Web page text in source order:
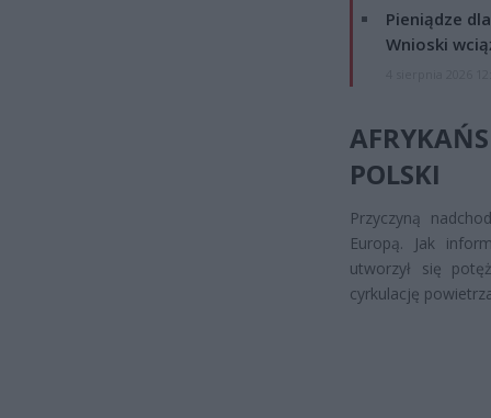
Pieniądze
Wnioski
POLSKI
Przyczyną
Europą. Jak
utworzył się
cyrkulację